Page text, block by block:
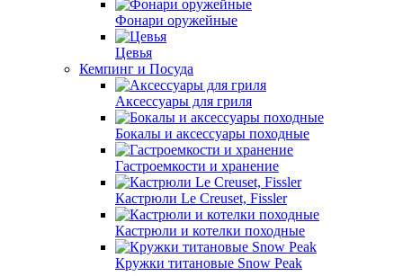
Фонари оружейные
Цевья
Кемпинг и Посуда
Аксессуары для гриля
Бокалы и аксессуары походные
Гастроемкости и хранение
Кастрюли Le Creuset, Fissler
Кастрюли и котелки походные
Кружки титановые Snow Peak